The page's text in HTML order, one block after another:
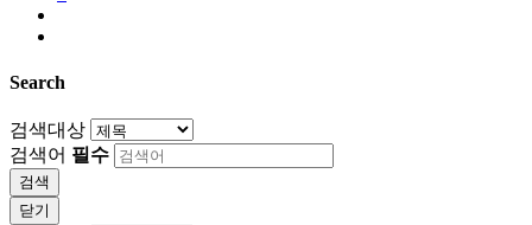
Search
검색대상
검색어 필수
검색
닫기